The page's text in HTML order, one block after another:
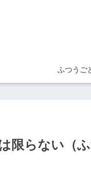
ふつうご
限らない（ふ